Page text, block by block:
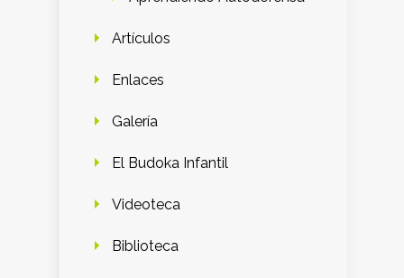
Artículos
Enlaces
Galería
El Budoka Infantil
Videoteca
Biblioteca